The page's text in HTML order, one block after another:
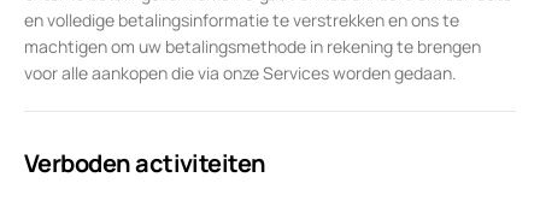
en volledige betalingsinformatie te verstrekken en ons te
machtigen om uw betalingsmethode in rekening te brengen
voor alle aankopen die via onze Services worden gedaan.
Verboden activiteiten